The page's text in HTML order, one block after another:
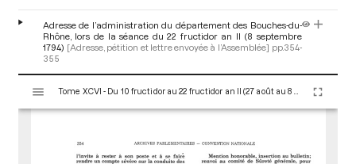
Adresse de l’administration du département des Bouches-du-
Rhône, lors de la séance du 22 fructidor an II (8 septembre
1794) [Adresse, pétition et lettre envoyée à l’Assemblée] pp.354-
355
s